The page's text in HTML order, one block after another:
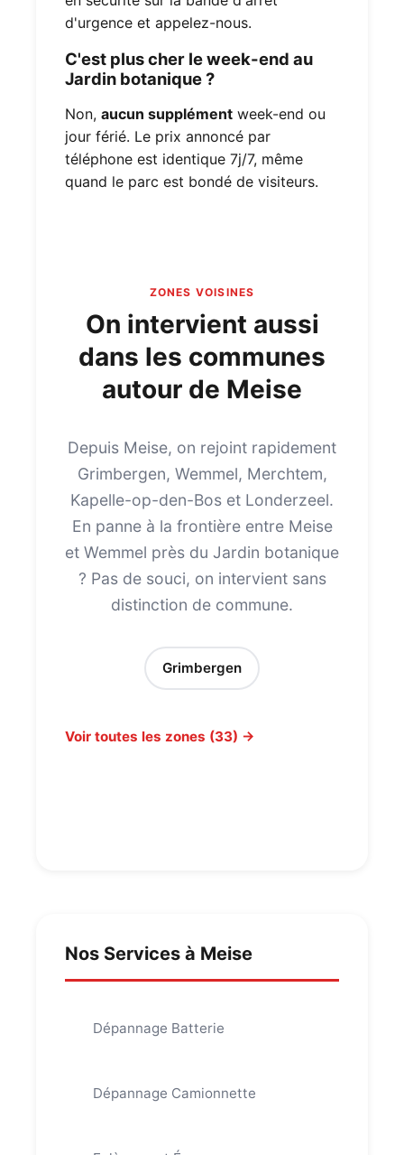
d'urgence et appelez-nous.
C'est plus cher le week-end au
Jardin botanique ?
Non, aucun supplément week-end ou
jour férié. Le prix annoncé par
téléphone est identique 7j/7, même
quand le parc est bondé de visiteurs.
ZONES VOISINES
On intervient aussi
dans les communes
autour de Meise
Depuis Meise, on rejoint rapidement
Grimbergen, Wemmel, Merchtem,
Kapelle-op-den-Bos et Londerzeel.
En panne à la frontière entre Meise
et Wemmel près du Jardin botanique
? Pas de souci, on intervient sans
distinction de commune.
Grimbergen
Voir toutes les zones (33) →
Nos Services à Meise
Dépannage Batterie
Dépannage Camionnette